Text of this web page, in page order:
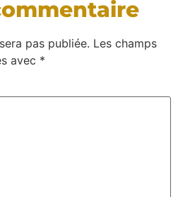
pas publiée. Les champs
avec *